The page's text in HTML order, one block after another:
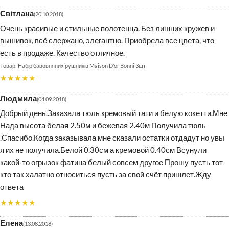
Світлана 20.10.2018
Очень красивые и стильные полотенца. Без лишних кружев и
вышивок, всё слержано, элегантно. Приобрела все цвета, что
есть в продаже. Качество отличное.
Набір бавовняних рушників Maison D'or Bonni 3шт
★★★★★
Людмила 04.09.2018
Добрый день.Заказала тюль кремовый тати и белую кокетти.Мне
Нада высота белая 2.50м и бежевая 2.40м Получила тюль
.Спасибо.Когда заказывала мне сказали остатки отдадут но увы
я их не получила.Белой 0.30см а кремовой 0.40см Всунули
какой-то огрызок фатина белый совсем другое Прошу пусть тот
кто так халатно относиться пусть за свой счёт пришлет.Жду
ответа
★★★★★
Елена 13.08.2018